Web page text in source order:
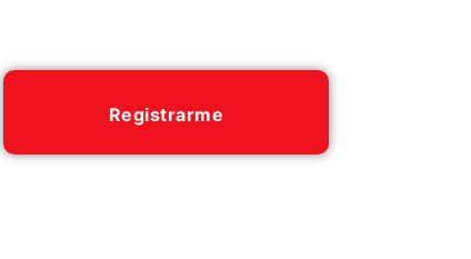
Registrarme